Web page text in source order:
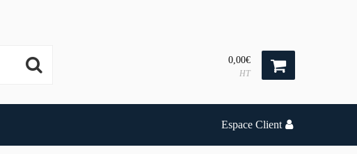
0,00€
HT
Espace Client